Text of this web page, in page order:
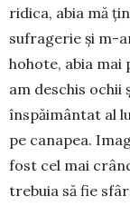
ridica, abia mă
sufragerie și m-
hohote, abia mai
am deschis ochii
înspăimântat al
pe canapea.
fost cel mai
trebuia să fie